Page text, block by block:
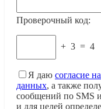
Проверочный код:
+ 3 = 4
Я даю согласие
данных, а также
сообщений по SMS
и для целей